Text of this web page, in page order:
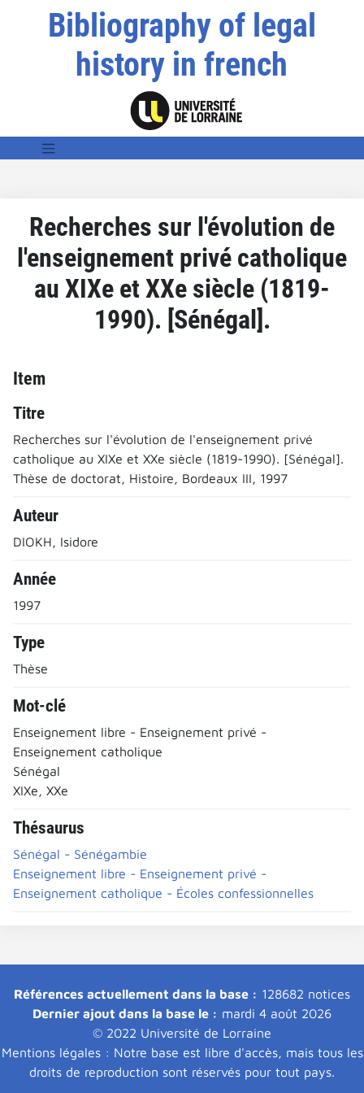
Bibliography of legal
history in french
Recherches sur l'évolution de
l'enseignement privé catholique
au XIXe et XXe siècle (1819-
1990). [Sénégal].
Item
Titre
Recherches sur l'évolution de l'enseignement privé
catholique au XIXe et XXe siècle (1819-1990). [Sénégal].
Thèse de doctorat, Histoire, Bordeaux III, 1997
Auteur
DIOKH, Isidore
Année
1997
Type
Thèse
Mot-clé
Enseignement libre - Enseignement privé -
Enseignement catholique
Sénégal
XIXe, XXe
Thésaurus
Sénégal - Sénégambie
Enseignement libre - Enseignement privé -
Enseignement catholique - Écoles confessionnelles
Références actuellement dans la base : 128682 notices
Dernier ajout dans la base le : mardi 4 août 2026
© 2022 Université de Lorraine
Mentions légales : Notre base est libre d'accès, mais tous les
droits de reproduction sont réservés pour tout pays.